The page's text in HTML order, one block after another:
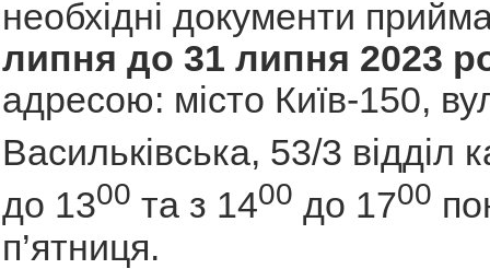
необхідні документи
липня до 31 липня 2023
адресою: місто Київ-150,
Васильківська, 53/3 відділ
до 1300 та з 1400 до 1700
п’ятниця.